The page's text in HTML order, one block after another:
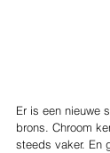
Er is een nieuwe
brons. Chroom
steeds vaker. En